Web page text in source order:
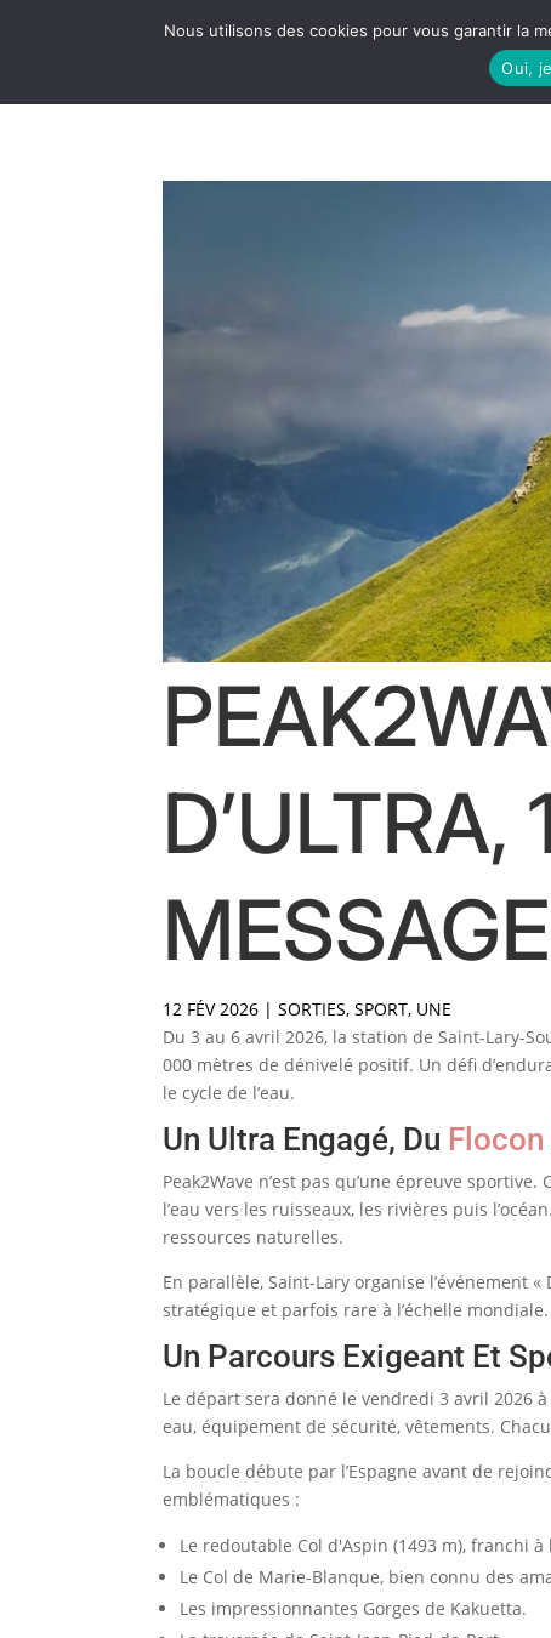
LE
D’ULTRA,
12 FÉV 2026 |SORTIES,SPORT, UNE
Du 3 au 6 avril 2026, la station de Saint-Lary-
000 mètres de dénivelé positif. Un défi
le cycle de l’eau.
Un Ultra Engagé, Du Flocon
Peak2Wave n’est pas qu’une épreuve
l’eau vers les ruisseaux, les rivières puis
ressources naturelles.
En parallèle, Saint-Lary organise l’événement
stratégique et parfois rare à l’échelle mondiale.
Un Parcours Exigeant Et
Le départ sera donné le vendredi 3 avril 2026
eau, équipement de sécurité, vêtements.
La boucle débute par l’Espagne avant de
emblématiques :
Le redoutable Col d'Aspin (1493 m), franchi
Le Col de Marie-Blanque, bien connu des
Les impressionnantes Gorges de Kakuetta.
Nous utilisons des cookies pour vous garantir la
Oui,